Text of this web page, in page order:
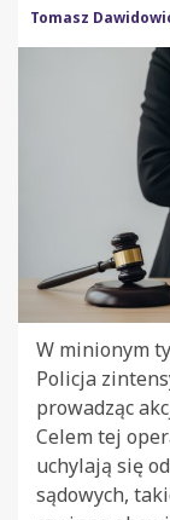
Tomasz
W minionym
Policja
prowadząc
Celem tej
uchylają się
sądowych,